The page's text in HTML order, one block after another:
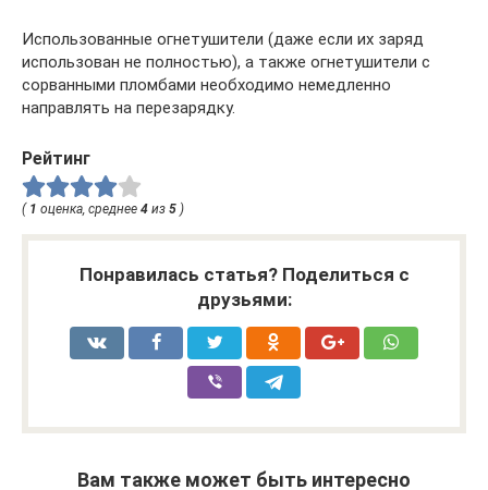
Использованные огнетушители (даже если их заряд
использован не полностью), а также огнетушители с
сорванными пломбами необходимо немедленно
направлять на перезарядку.
Рейтинг
( 1 оценка, среднее 4 из 5 )
Понравилась статья? Поделиться с
друзьями:
Вам также может быть интересно